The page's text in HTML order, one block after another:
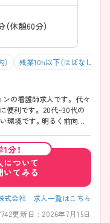
休憩60分）
残業10h以下（ほぼなし）
の看護師求人です。 代々
20代~30代の
環境です。明るく前向き
間休日が120日で、残業
していただけます。 ご興
に詳細をお話しいたします
分！
について
いてみる
式会社 求人一覧はこちら
更新日 : 2026年7月15日